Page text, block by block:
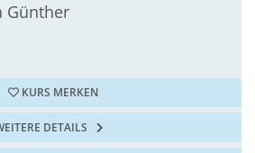
Günther
KURS MERKEN
DETAILS